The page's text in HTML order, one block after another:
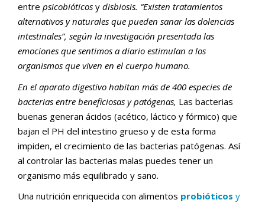
entre psicobióticos y disbiosis. “Existen tratamientos
alternativos y naturales que pueden sanar las dolencias
intestinales”, según la investigación presentada las
emociones que sentimos a diario estimulan a los
organismos que viven en el cuerpo humano.
En el aparato digestivo habitan más de 400 especies de
bacterias entre beneficiosas y patógenas, Las bacterias
buenas generan ácidos (acético, láctico y fórmico) que
bajan el PH del intestino grueso y de esta forma
impiden, el crecimiento de las bacterias patógenas. Así
al controlar las bacterias malas puedes tener un
organismo más equilibrado y sano.
Una nutrición enriquecida con alimentos probióticos y